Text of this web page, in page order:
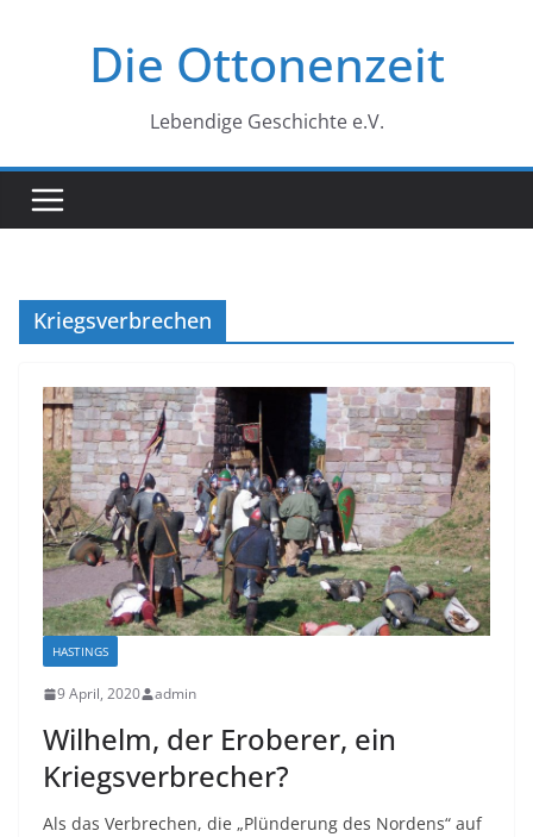
Die Ottonenzeit
Lebendige Geschichte e.V.
Kriegsverbrechen
HASTINGS
9 April, 2020 admin
Wilhelm, der Eroberer, ein
Kriegsverbrecher?
Als das Verbrechen, die „Plünderung des Nordens“ auf